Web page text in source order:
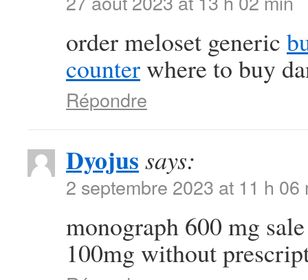
order meloset generic
counterwhere to buy
Répondre
Dyojus says:
2 septembre 2023 at 11 h 06
monograph 600 mg
100mg without